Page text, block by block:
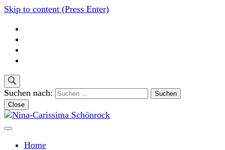
Skip to content (Press Enter)
Suchen nach:
Close
Nina-Carissima Schönrock
Home